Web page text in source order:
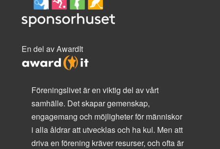
En del av AwardIt
Föreningslivet är en viktig del av vårt
samhälle. Det skapar gemenskap,
engagemang och möjligheter för människor
i alla åldrar att utvecklas och ha kul. Men att
driva en förening kräver resurser, och ofta är